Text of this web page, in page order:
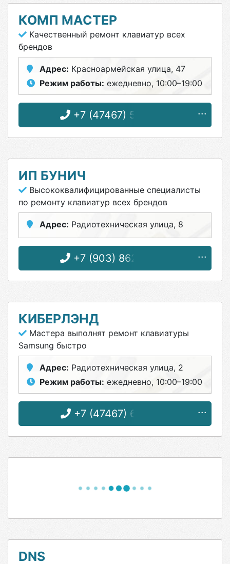
КОМП МАСТЕР
Качественный ремонт клавиатур всех
брендов
Адрес: Красноармейская улица, 47
Режим работы: ежедневно, 10:00–19:00
+7 (47467) 5-49-64
ИП БУНИЧ
Высококвалифицированные специалисты
по ремонту клавиатур всех брендов
Адрес: Радиотехническая улица, 8
+7 (903) 862-57-58
КИБЕРЛЭНД
Мастера выполнят ремонт клавиатуры
Samsung быстро
Адрес: Радиотехническая улица, 2
Режим работы: ежедневно, 10:00–19:00
+7 (47467) 6-89-66
DNS